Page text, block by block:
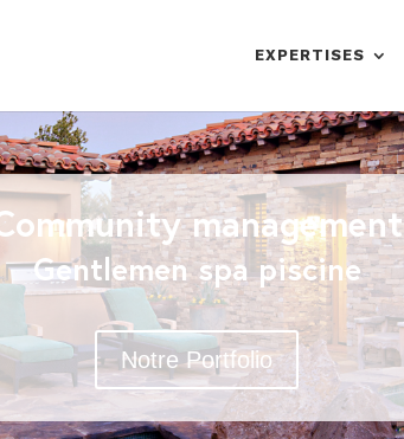
EXPERTISES
management
Gentlemen spa piscine
Notre Portfolio